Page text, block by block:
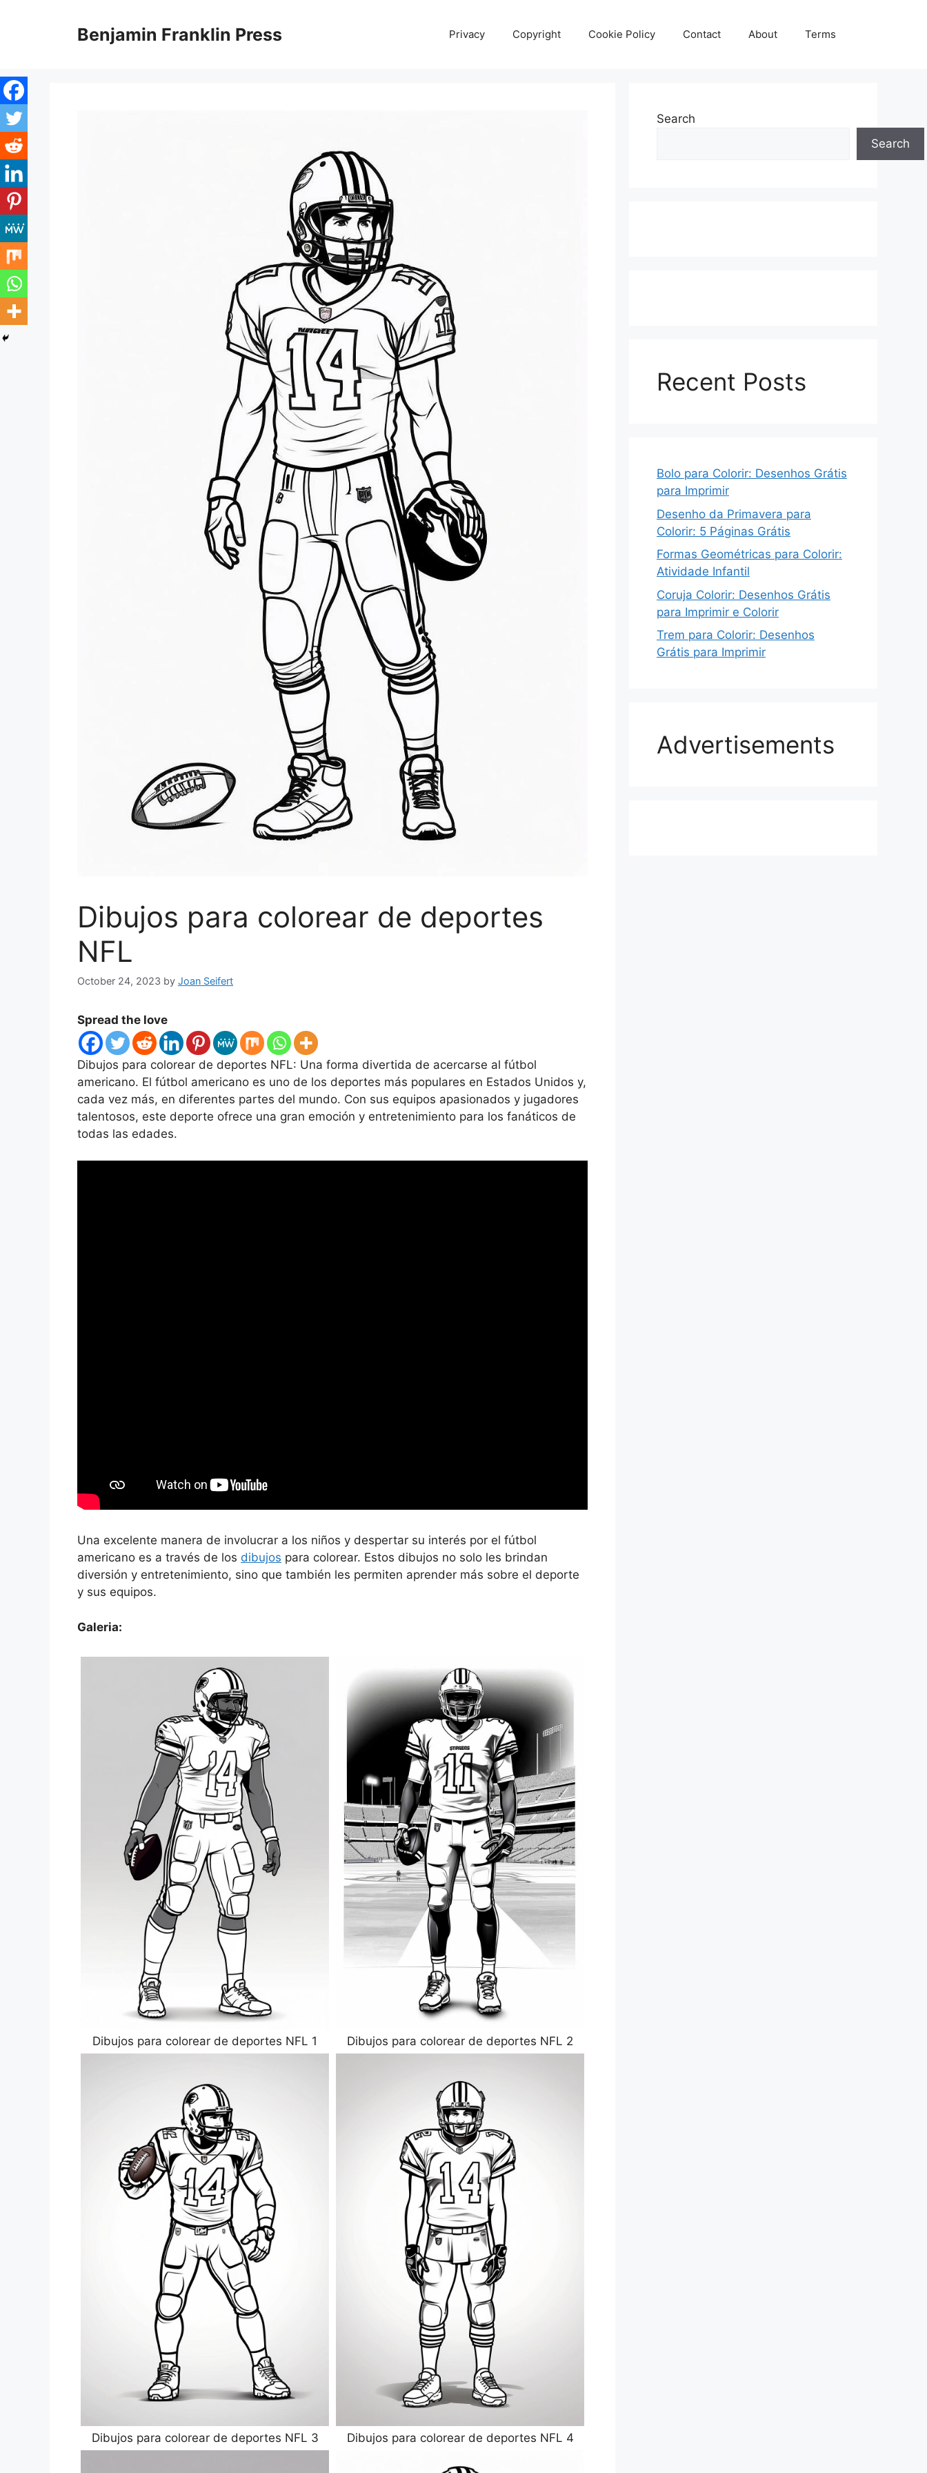
Benjamin Franklin Press Privacy Copyright Cookie Policy Contact About Terms
Dibujos para colorear de deportes
NFL
October 24, 2023 by Joan Seifert
Spread the love
Dibujos para colorear de deportes NFL: Una forma divertida de acercarse al fútbol
americano. El fútbol americano es uno de los deportes más populares en Estados Unidos y,
cada vez más, en diferentes partes del mundo. Con sus equipos apasionados y jugadores
talentosos, este deporte ofrece una gran emoción y entretenimiento para los fanáticos de
todas las edades.
Una excelente manera de involucrar a los niños y despertar su interés por el fútbol
americano es a través de los dibujos para colorear. Estos dibujos no solo les brindan
diversión y entretenimiento, sino que también les permiten aprender más sobre el deporte
y sus equipos.
Galeria:
Dibujos para colorear de deportes NFL 1 Dibujos para colorear de deportes NFL 2
Dibujos para colorear de deportes NFL 3 Dibujos para colorear de deportes NFL 4
Search
Search
Recent Posts
Bolo para Colorir: Desenhos Grátis
para Imprimir
Desenho da Primavera para
Colorir: 5 Páginas Grátis
Formas Geométricas para Colorir:
Atividade Infantil
Coruja Colorir: Desenhos Grátis
para Imprimir e Colorir
Trem para Colorir: Desenhos
Grátis para Imprimir
Advertisements